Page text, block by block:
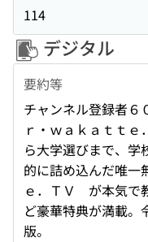
114
デジタル
要約等
チャンネル登録者６
ｒ・ｗａｋａｔｔ
ら大学選びまで、
的に詰め込んだ唯一
ｅ．ＴＶ が本気で
ど豪華特典が満載。
版。